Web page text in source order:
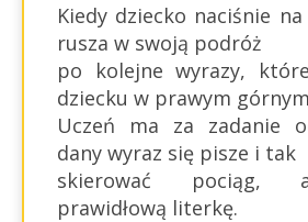
Kiedy dziecko naciśnie
rusza w swoją podróż
po kolejne wyrazy,
dziecku w prawym
Uczeń ma za zadanie
dany wyraz się pisze i tak
skierować pociąg,
prawidłową literkę.